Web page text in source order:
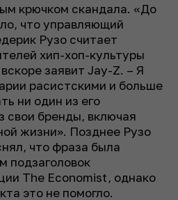
крючком скандала. «До
что управляющий
Рузо считает
хип-хоп-культуры
заявит Jay-Z. – Я
расистскими и больше
ни один из его
свои бренды, включая
жизни». Позднее Рузо
что фраза была
подзаголовок
The Economist, однако
это не помогло.